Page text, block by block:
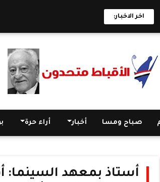
اخر الاخبار:
صباح ومسا أخبار أراء حرة
أستاذ بمعهد السينما: